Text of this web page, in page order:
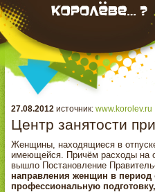
27.08.2012источник: www.korolev.ru
Центр занятости
Женщины, находящиеся в
имеющейся. Причём расходы на
вышло Постановление
направления женщин в период
профессиональную